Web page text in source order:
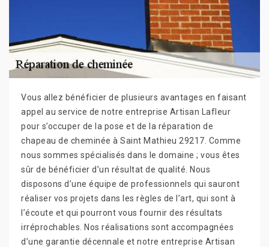
Vous allez bénéficier de plusieurs avantages en faisant
appel au service de notre entreprise Artisan Lafleur
pour s’occuper de la pose et de la réparation de
chapeau de cheminée à Saint Mathieu 29217. Comme
nous sommes spécialisés dans le domaine ; vous êtes
sûr de bénéficier d’un résultat de qualité. Nous
disposons d’une équipe de professionnels qui sauront
réaliser vos projets dans les règles de l’art, qui sont à
l’écoute et qui pourront vous fournir des résultats
irréprochables. Nos réalisations sont accompagnées
d’une garantie décennale et notre entreprise Artisan